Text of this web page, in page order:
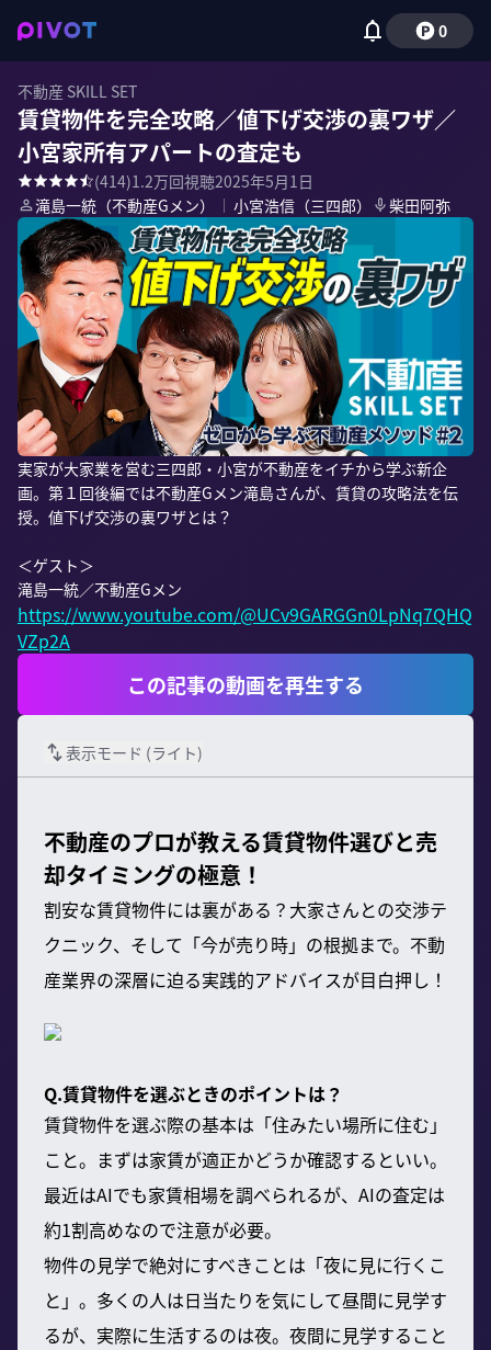
0
不動産 SKILL SET
賃貸物件を完全攻略／値下げ交渉の裏ワザ／
小宮家所有アパートの査定も
(414)1.2万回視聴2025年5月1日
滝島一統（不動産Gメン）
｜ 小宮浩信（三四郎） 柴田阿弥
実家が大家業を営む三四郎・小宮が不動産をイチから学ぶ新企
画。第１回後編では不動産Gメン滝島さんが、賃貸の攻略法を伝
授。値下げ交渉の裏ワザとは？
＜ゲスト＞
https://www.youtube.com/@UCv9GARGGn0LpNq7QHQ
VZp2A
この記事の動画を再生する
表示モード (ライト)
不動産のプロが教える賃貸物件選びと売
却タイミングの極意！
割安な賃貸物件には裏がある？大家さんとの交渉テ
クニック、そして「今が売り時」の根拠まで。不動
産業界の深層に迫る実践的アドバイスが目白押し！
Q.賃貸物件を選ぶときのポイントは？
賃貸物件を選ぶ際の基本は「住みたい場所に住む」
こと。まずは家賃が適正かどうか確認するといい。
最近はAIでも家賃相場を調べられるが、AIの査定は
約1割高めなので注意が必要。
物件の見学で絶対にすべきことは「夜に見に行くこ
と」。多くの人は日当たりを気にして昼間に見学す
るが、実際に生活するのは夜。夜間に見学すること